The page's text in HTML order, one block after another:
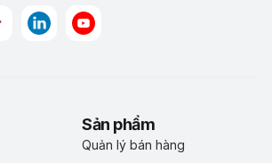
Sản phẩm
Quản lý bán hàng